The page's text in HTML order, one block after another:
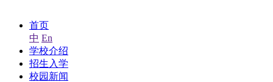
首页
中 En
学校介绍
招生入学
校园新闻